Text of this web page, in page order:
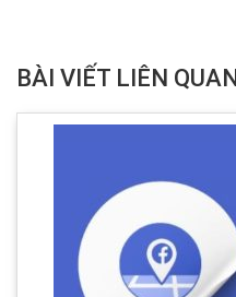
BÀI VIẾT LIÊN QUAN